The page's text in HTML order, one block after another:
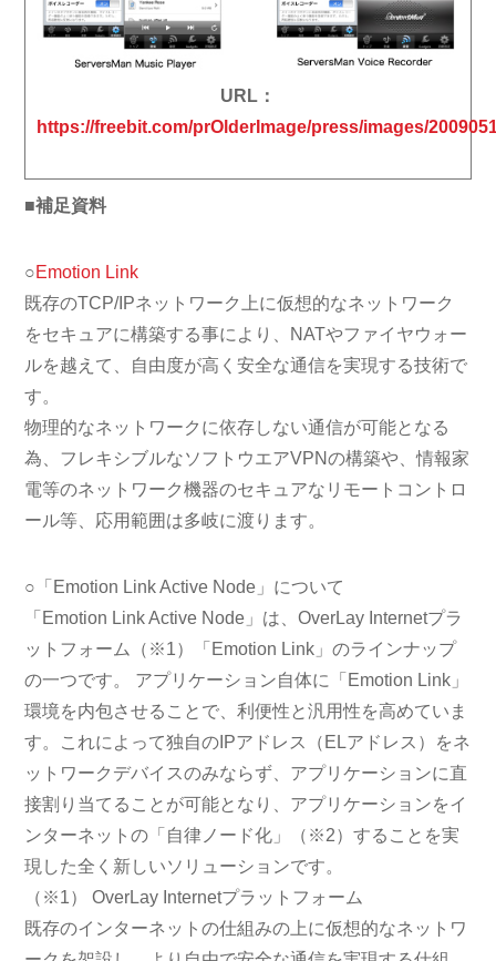
URL：
https://freebit.com/prOlderImage/press/images/
■補足資料
○Emotion Link
既存のTCP/IPネットワーク上に仮想的なネットワーク
をセキュアに構築する事により、NATやファイヤウォー
ルを越えて、自由度が高く安全な通信を実現する技術で
す。
物理的なネットワークに依存しない通信が可能となる
為、フレキシブルなソフトウエアVPNの構築や、情報家
電等のネットワーク機器のセキュアなリモートコントロ
ール等、応用範囲は多岐に渡ります。
○「Emotion Link Active Node」について
「Emotion Link Active Node」は、OverLay Internetプラ
ットフォーム（※1）「Emotion Link」のラインナップ
の一つです。 アプリケーション自体に「Emotion Link」
環境を内包させることで、利便性と汎用性を高めていま
す。これによって独自のIPアドレス（ELアドレス）をネ
ットワークデバイスのみならず、アプリケーションに直
接割り当てることが可能となり、アプリケーションをイ
ンターネットの「自律ノード化」（※2）することを実
現した全く新しいソリューションです。
（※1） OverLay Internetプラットフォーム
既存のインターネットの仕組みの上に仮想的なネットワ